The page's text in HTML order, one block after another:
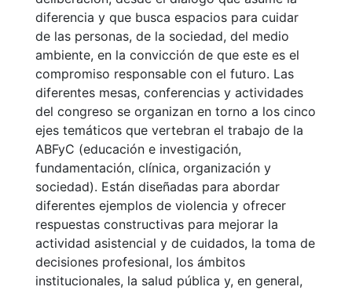
diferencia y que busca espacios para cuidar
de las personas, de la sociedad, del medio
ambiente, en la convicción de que este es el
compromiso responsable con el futuro. Las
diferentes mesas, conferencias y actividades
del congreso se organizan en torno a los cinco
ejes temáticos que vertebran el trabajo de la
ABFyC (educación e investigación,
fundamentación, clínica, organización y
sociedad). Están diseñadas para abordar
diferentes ejemplos de violencia y ofrecer
respuestas constructivas para mejorar la
actividad asistencial y de cuidados, la toma de
decisiones profesional, los ámbitos
institucionales, la salud pública y, en general,